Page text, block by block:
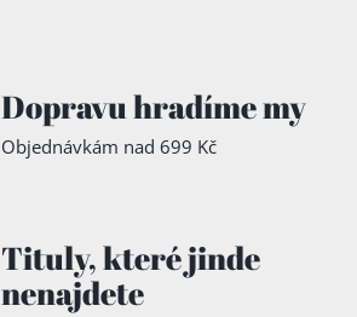
Dopravu hradíme my
Objednávkám nad 699 Kč
Tituly,které jinde
nenajdete